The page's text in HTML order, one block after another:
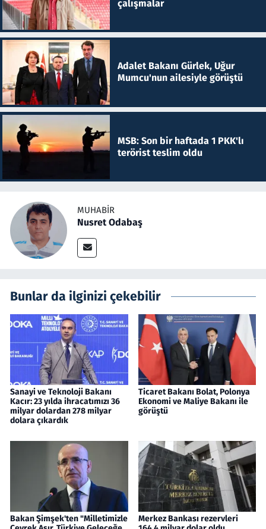
çalışmalar
Adalet Bakanı Gürlek, Uğur
Mumcu'nun ailesiyle görüştü
MSB: Son bir haftada 1 PKK'lı
terörist teslim oldu
MUHABIR
Nusret Odabaş
Bunlar da ilginizi çekebilir
Sanayi ve Teknoloji Bakanı
Kacır: 23 yılda ihracatımızı 36
milyar dolardan 278 milyar
dolara çıkardık
Ticaret Bakanı Bolat, Polonya
Ekonomi ve Maliye Bakanı ile
görüştü
Bakan Şimşek'ten "Milletimizle
Merkez Bankası rezervleri